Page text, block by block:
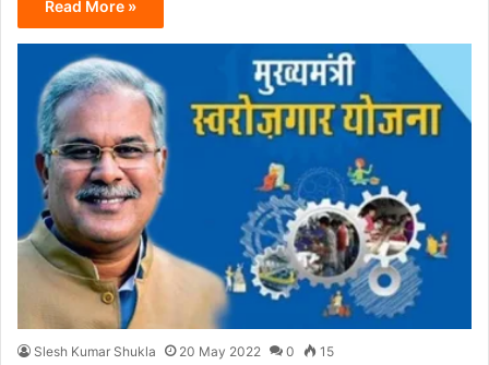
Read More »
Slesh Kumar Shukla 20 May 2022 0 15